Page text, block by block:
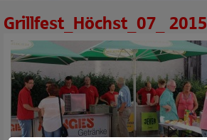
Grillfest_Höchst_07_ 2015